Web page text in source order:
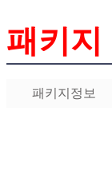
패키지
패키지정보